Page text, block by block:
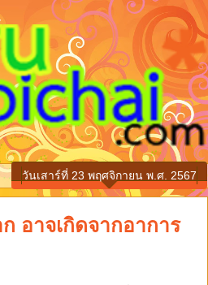
▼
วันเสาร์ที่ 23 พฤศจิกายน พ.ศ. 2567
อาจเกิดจากอาการ